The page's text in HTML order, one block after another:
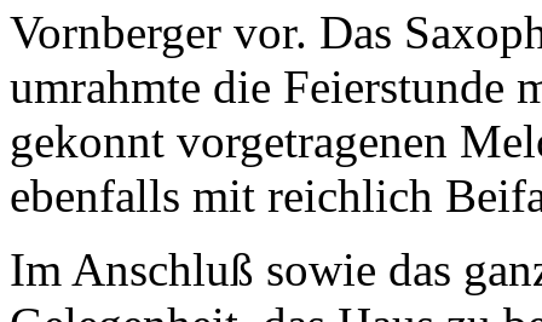
Vornberger vor. Das
umrahmte die Feierstunde
gekonnt vorgetragenen
ebenfalls mit reichlich
Im Anschluß sowie das